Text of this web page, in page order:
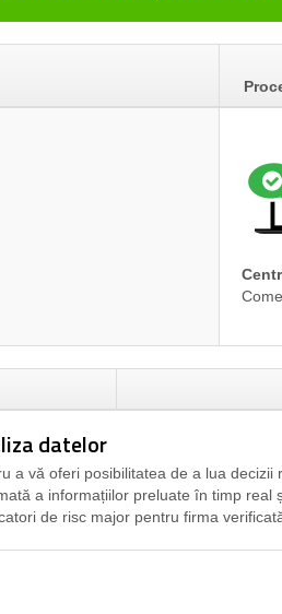
datelor
a vă oferi posibilitatea de a lua
a informațiilor preluate în timp real
de risc major pentru firma